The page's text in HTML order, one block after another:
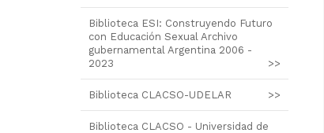
Biblioteca ESI: Construyendo Futuro
con Educación Sexual Archivo
gubernamental Argentina 2006 -
2023
>>
Biblioteca CLACSO-UDELAR >>
Biblioteca CLACSO - Universidad de